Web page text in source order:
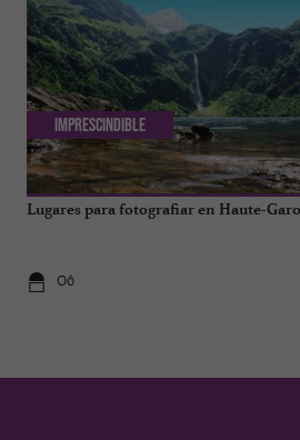
Lugares para fotografiar en Haute-
Oô
Imprescindible